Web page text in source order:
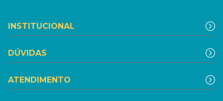
INSTITUCIONAL
DÚVIDAS
ATENDIMENTO